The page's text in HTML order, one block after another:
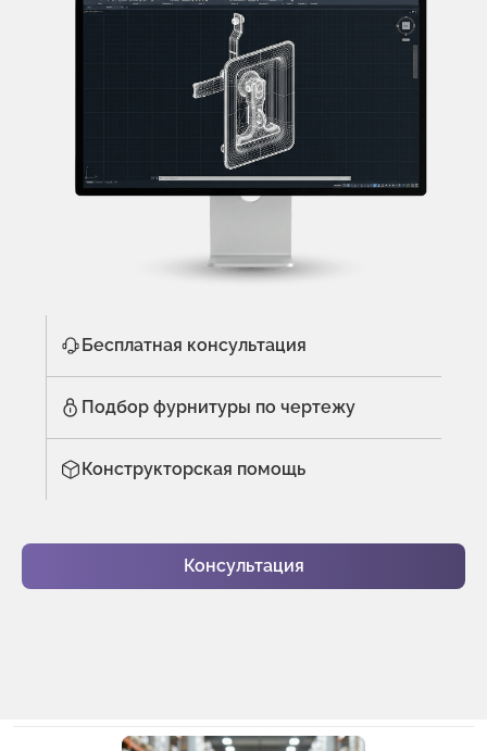
Бесплатная консультация
Подбор фурнитуры по чертежу
Конструкторская помощь
Консультация